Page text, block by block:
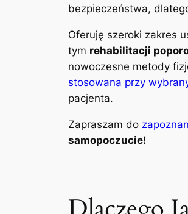
bezpieczeństwa,
Oferuję szeroki zakres
tym rehabilitacji
nowoczesne metody
stosowana przy
pacjenta.
Zapraszam do
samopoczucie!